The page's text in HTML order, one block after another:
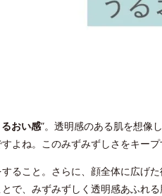
るおい感”。透明感のある肌を想像
よね。このみずみずしさをキー
すること。さらに、顔全体に広げた
で、みずみずしく透明感あふれ